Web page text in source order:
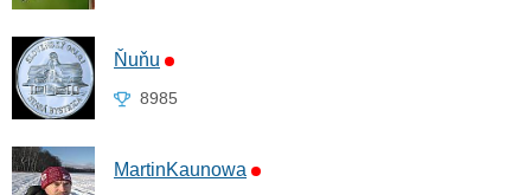
Ňuňu
8985
MartinKaunowa